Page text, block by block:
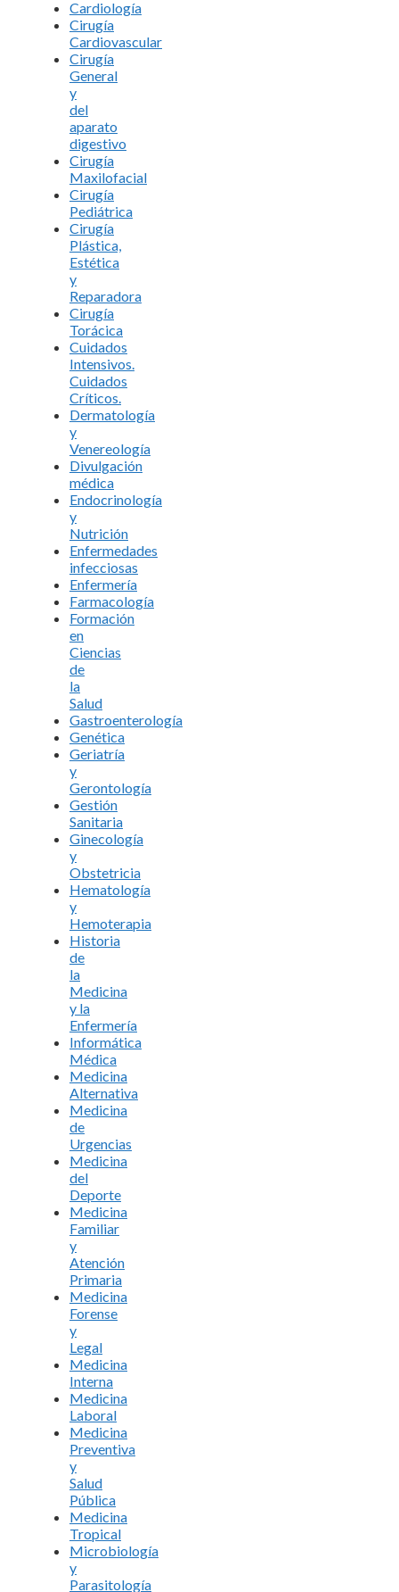
Cardiología
Cirugía
Cardiovascular
Cirugía
General
y
del
aparato
digestivo
Cirugía
Maxilofacial
Cirugía
Pediátrica
Cirugía
Plástica,
Estética
y
Reparadora
Cirugía
Torácica
Cuidados
Intensivos.
Cuidados
Críticos.
Dermatología
y
Venereología
Divulgación
médica
Endocrinología
y
Nutrición
Enfermedades
infecciosas
Enfermería
Farmacología
Formación
en
Ciencias
de
la
Salud
Gastroenterología
Genética
Geriatría
y
Gerontología
Gestión
Sanitaria
Ginecología
y
Obstetricia
Hematología
y
Hemoterapia
Historia
de
la
Medicina
y la
Enfermería
Informática
Médica
Medicina
Alternativa
Medicina
de
Urgencias
Medicina
del
Deporte
Medicina
Familiar
y
Atención
Primaria
Medicina
Forense
y
Legal
Medicina
Interna
Medicina
Laboral
Medicina
Preventiva
y
Salud
Pública
Medicina
Tropical
Microbiología
y
Parasitología